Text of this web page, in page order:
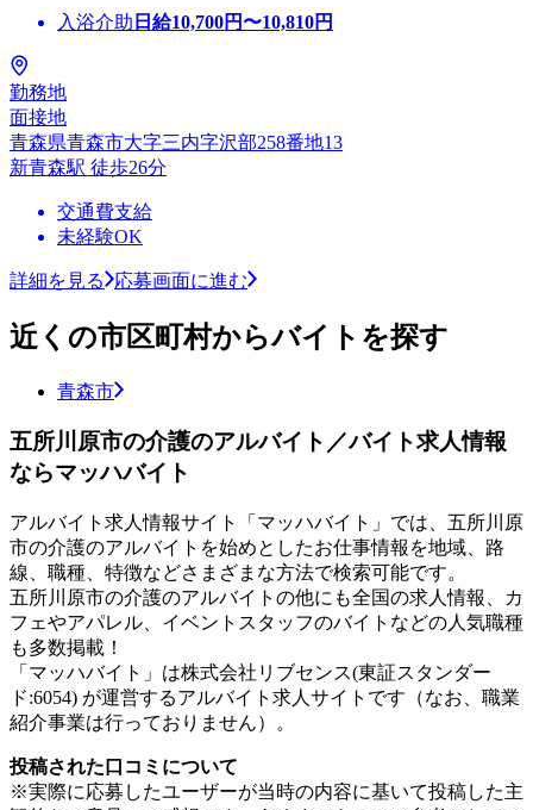
入浴介助 日給10,700円〜10,810円
勤務地
面接地
青森県青森市大字三内字沢部258番地13
新青森駅 徒歩26分
交通費支給
未経験OK
詳細を見る 応募画面に進む
近くの市区町村からバイトを探す
青森市
五所川原市の介護のアルバイト／バイト求人情報
ならマッハバイト
アルバイト求人情報サイト「マッハバイト」では、五所川原
市の介護のアルバイトを始めとしたお仕事情報を地域、路
線、職種、特徴などさまざまな方法で検索可能です。
五所川原市の介護のアルバイトの他にも全国の求人情報、カ
フェやアパレル、イベントスタッフのバイトなどの人気職種
も多数掲載！
「マッハバイト」は株式会社リブセンス(東証スタンダー
ド:6054) が運営するアルバイト求人サイトです（なお、職業
紹介事業は行っておりません）。
投稿された口コミについて
※実際に応募したユーザーが当時の内容に基いて投稿した主